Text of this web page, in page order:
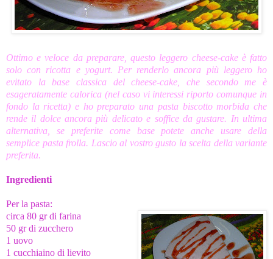
Ottimo e veloce da preparare, questo leggero cheese-cake è fatto
solo con ricotta e yogurt. Per renderlo ancora più leggero ho
evitato la base classica del cheese-cake, che secondo me è
esageratamente calorica (nel caso vi interessi riporto comunque in
fondo la ricetta) e ho preparato una pasta biscotto morbida che
rende il dolce ancora più delicato e soffice da gustare. In ultima
alternativa, se preferite come base potete anche usare della
semplice pasta frolla. Lascio al vostro gusto la scelta della variante
preferita.
Ingredienti
Per la pasta:
circa 80 gr di farina
50 gr di zucchero
1 uovo
1 cucchiaino di lievito